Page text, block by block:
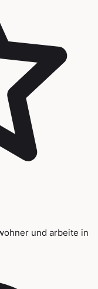
und arbeite in